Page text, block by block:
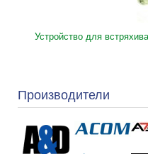
Устройство для
Производители